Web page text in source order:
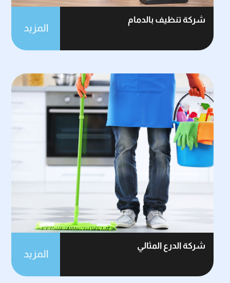
شركة تنظيف بالدمام
المزيد
شركة الدرع المثالي
المزيد